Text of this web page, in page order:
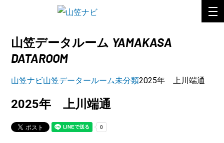
山笠データルーム YAMAKASA
DATAROOM
山笠ナビ山笠データールーム未分類2025年 上川端通
2025年 上川端通